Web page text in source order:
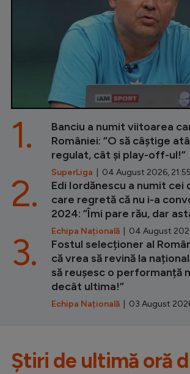
Banciu a numit viitoarea
României: ”O să câștige
regulat, cât și play-off-ul!”
SuperLiga | 04 August 2026, 21:55
1.
Edi Iordănescu a numit cei
care regretă că nu i-a
2024: ”Îmi pare rău, dar
Echipa Națională | 04 August
2.
Fostul selecționer al
că vrea să revină la
să reușesc o performanță
decât ultima!”
Echipa Națională | 03 August
3.
Știri de ultimă oră